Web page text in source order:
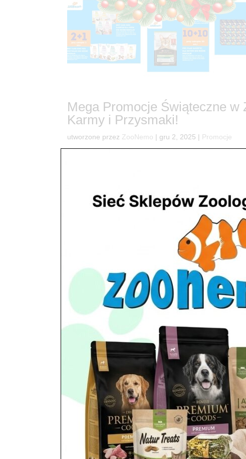
Mega Promocje Świąteczne
Karmy i Przysmaki!
utworzone przez ZooNemo | gru 2, 2025 | Promocje